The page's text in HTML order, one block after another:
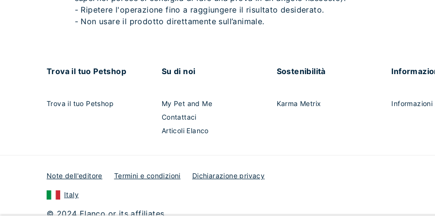
- Ripetere l'operazione fino a raggiungere il risultato desiderato.
- Non usare il prodotto direttamente sull’animale.
Trova il tuo Petshop
Trova il tuo Petshop
Su di noi
My Pet and Me
Contattaci
Articoli Elanco
Sostenibilità
Karma Metrix Informazioni
Note dell'editore Termini e condizioni Dichiarazione privacy
Italy
© 2024 Elanco or its affiliates